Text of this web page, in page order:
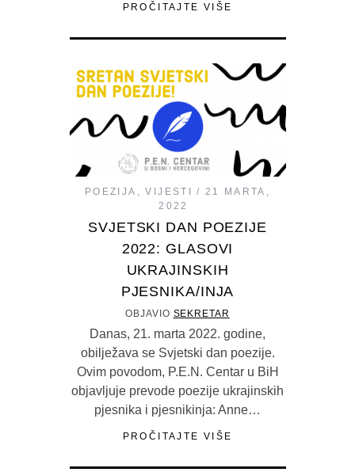
PROČITAJTE VIŠE
POEZIJA ,VIJESTI
21 MARTA,
2022
SVJETSKI DAN POEZIJE
2022: GLASOVI
UKRAJINSKIH
PJESNIKA/INJA
OBJAVIO SEKRETAR
Danas, 21. marta 2022. godine,
obilježava se Svjetski dan poezije.
Ovim povodom, P.E.N. Centar u BiH
objavljuje prevode poezije ukrajinskih
pjesnika i pjesnikinja: Anne…
PROČITAJTE VIŠE